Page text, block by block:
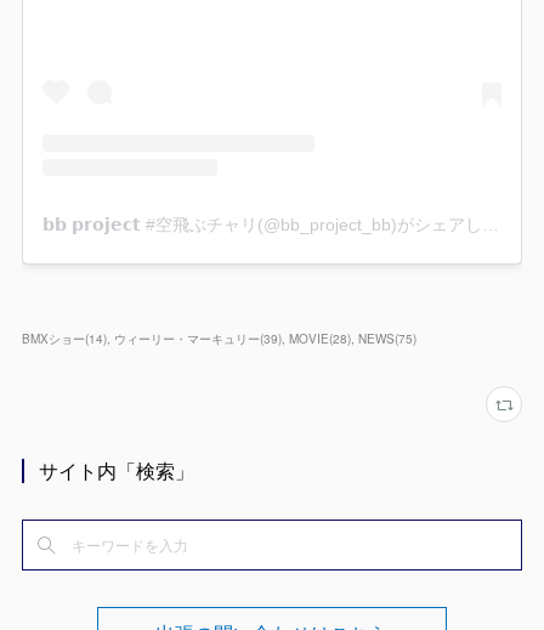
BMXショー(14) ウィーリー・マーキュリー(39) MOVIE(28) NEWS(75)
サイト内「検索」